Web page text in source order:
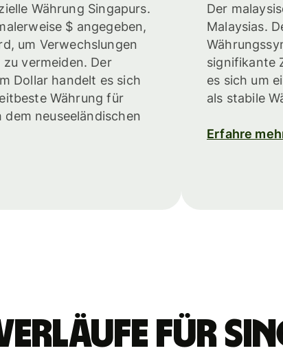
Währung Singapurs.
$ angegeben,
um Verwechslungen
vermeiden. Der
Dollar handelt es sich
Währung für
neuseeländischen
Der
Malaysias.
signifikante
es sich um
als stabile
Erfahre
für